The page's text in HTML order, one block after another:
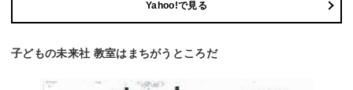
Yahoo!で見る
子どもの未来社 教室はまちがうところだ